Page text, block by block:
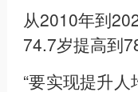
从2010年到
74.7岁提高到
“要实现提升